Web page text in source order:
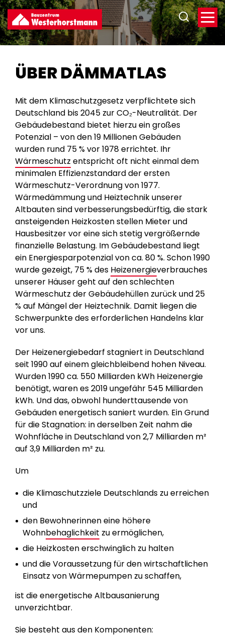
Direkt
zum
Inhalt
ÜBER DÄMMATLAS
Mit dem Klimaschutzgesetz verpflichtete sich
Deutschland bis 2045 zur CO₂-Neutralität. Der
Gebäudebestand bietet hierzu ein großes
Potenzial – von den 19 Millionen Gebäuden
wurden rund 75 % vor 1978 errichtet. Ihr
Wärmeschutz entspricht oft nicht einmal dem
minimalen Effizienzstandard der ersten
Wärmeschutz-Verordnung von 1977.
Wärmedämmung und Heiztechnik unserer
Altbauten sind verbesserungsbedürftig, die stark
ansteigenden Heizkosten stellen Mieter und
Hausbesitzer vor eine sich stetig vergrößernde
finanzielle Belastung. Im Gebäudebestand liegt
ein Energiesparpotenzial von ca. 80 %. Schon 1990
wurde gezeigt, 75 % des Heizenergieverbrauches
unserer Häuser geht auf den schlechten
Wärmeschutz der Gebäudehüllen zurück und 25
% auf Mängel der Heiztechnik. Damit liegen die
Schwerpunkte des erforderlichen Handelns klar
vor uns.
Der Heizenergiebedarf stagniert in Deutschland
seit 1990 auf einem gleichbleibend hohen Niveau.
Wurden 1990 ca. 550 Milliarden kWh Heizenergie
benötigt, waren es 2019 ungefähr 545 Milliarden
kWh. Und das, obwohl hunderttausende von
Gebäuden energetisch saniert wurden. Ein Grund
für die Stagnation: in derselben Zeit nahm die
Wohnfläche in Deutschland von 2,7 Milliarden m²
auf 3,9 Milliarden m² zu.
Um
die Klimaschutzziele Deutschlands zu erreichen
und
den Bewohnerinnen eine höhere
Wohnbehaglichkeit zu ermöglichen,
die Heizkosten erschwinglich zu halten
und die Voraussetzung für den wirtschaftlichen
Einsatz von Wärmepumpen zu schaffen,
ist die energetische Altbausanierung
unverzichtbar.
Sie besteht aus den Komponenten: